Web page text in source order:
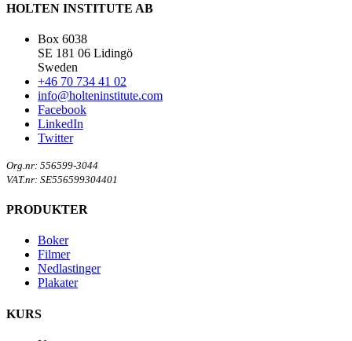
HOLTEN INSTITUTE AB
Box 6038
SE 181 06 Lidingö
Sweden
+46 70 734 41 02
info@holteninstitute.com
Facebook
LinkedIn
Twitter
Org.nr: 556599-3044
VAT.nr: SE556599304401
PRODUKTER
Boker
Filmer
Nedlastinger
Plakater
KURS